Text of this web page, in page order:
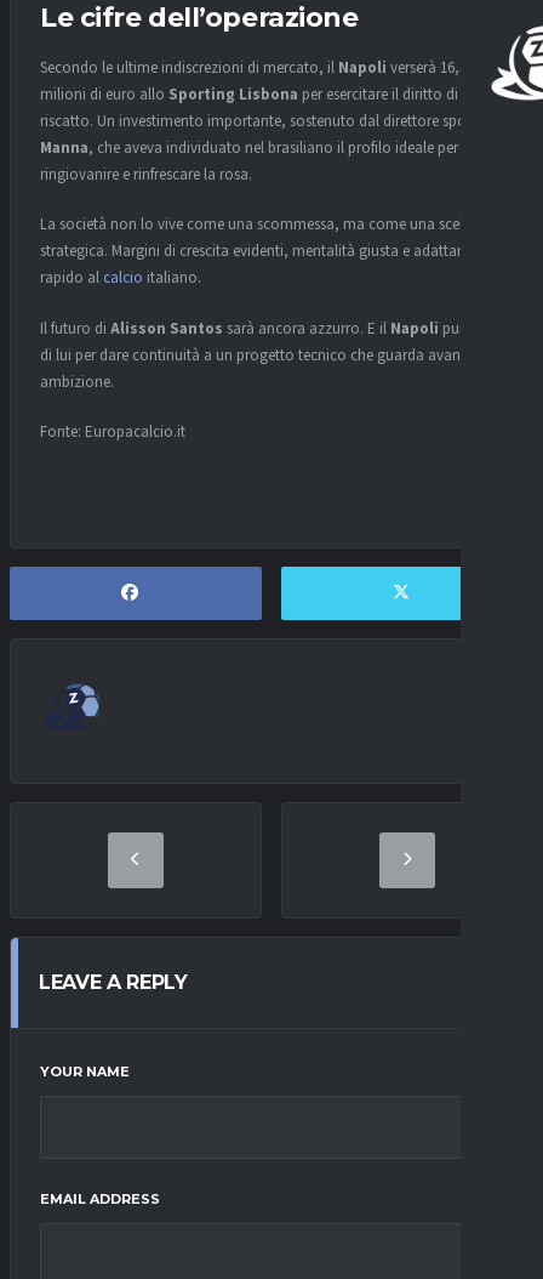
Le cifre dell’operazione
Secondo le ultime indiscrezioni di mercato, il Napoli verserà 16,5
milioni di euro allo Sporting Lisbona per esercitare il diritto di
riscatto. Un investimento importante, sostenuto dal direttore sportivo
Manna, che aveva individuato nel brasiliano il profilo ideale per
ringiovanire e rinfrescare la rosa.
La società non lo vive come una scommessa, ma come una scelta
strategica. Margini di crescita evidenti, mentalità giusta e adattamento
rapido al calcio italiano.
Il futuro di Alisson Santos sarà ancora azzurro. E il Napoli punta su
di lui per dare continuità a un progetto tecnico che guarda avanti con
ambizione.
Fonte: Europacalcio.it
LEAVE A REPLY
YOUR NAME
EMAIL ADDRESS